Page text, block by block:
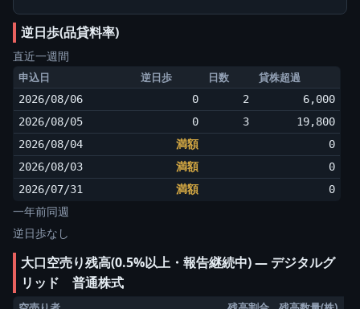
逆日歩(品貸料率)
直近一週間
申込日 逆日歩 日数 貸株超過
2026/08/06 0 2
6,000
2026/08/05
0 3
19,800
2026/08/04
満額
0
2026/08/03
満額
0
2026/07/31
満額 0
一年前同週
逆日歩なし
大口空売り残高(0.5%以上・報告継続中) ― デジタルグ
リッド 普通株式